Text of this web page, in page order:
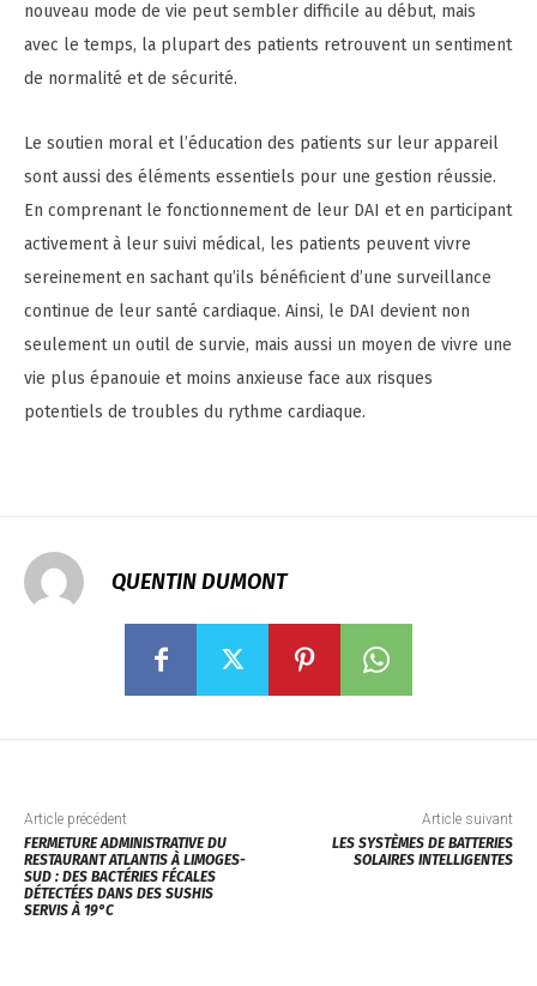
nouveau mode de vie peut sembler difficile au début, mais
avec le temps, la plupart des patients retrouvent un sentiment
de normalité et de sécurité.
Le soutien moral et l’éducation des patients sur leur appareil
sont aussi des éléments essentiels pour une gestion réussie.
En comprenant le fonctionnement de leur DAI et en participant
activement à leur suivi médical, les patients peuvent vivre
sereinement en sachant qu’ils bénéficient d’une surveillance
continue de leur santé cardiaque. Ainsi, le DAI devient non
seulement un outil de survie, mais aussi un moyen de vivre une
vie plus épanouie et moins anxieuse face aux risques
potentiels de troubles du rythme cardiaque.
QUENTIN DUMONT
Article précédent
FERMETURE ADMINISTRATIVE DU
RESTAURANT ATLANTIS À LIMOGES-
SUD : DES BACTÉRIES FÉCALES
DÉTECTÉES DANS DES SUSHIS
SERVIS À 19°C
Article suivant
LES SYSTÈMES DE BATTERIES
SOLAIRES INTELLIGENTES